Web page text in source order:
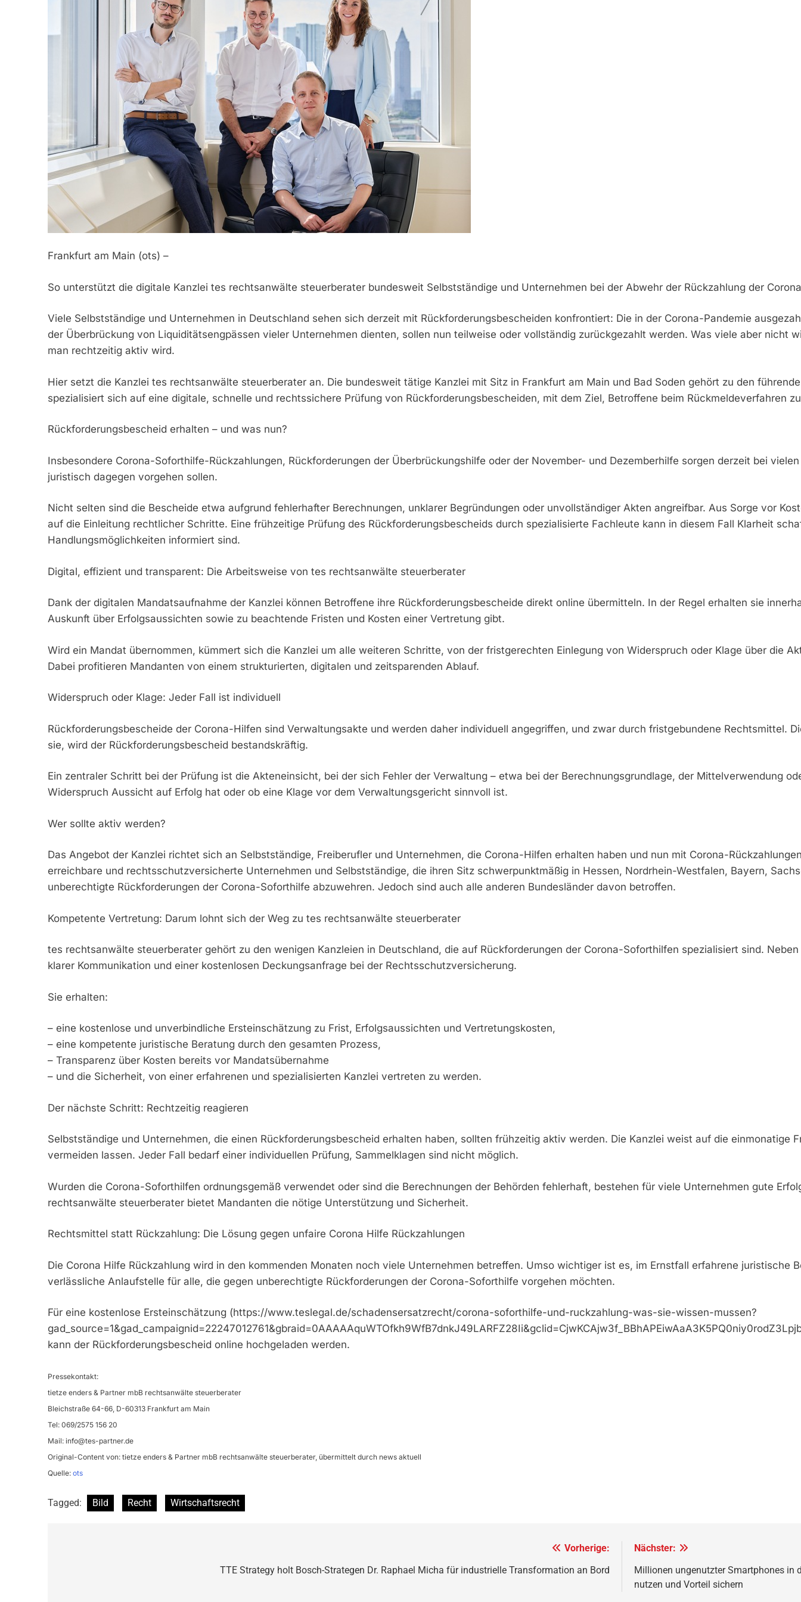
Frankfurt am Main (ots) –
So unterstützt die digitale Kanzlei tes rechtsanwälte steuerberater bundesweit Selbstständige und Unternehmen bei der Abwehr der Rückzahlung der
Viele Selbstständige und Unternehmen in Deutschland sehen sich derzeit mit Rückforderungsbescheiden konfrontiert: Die in der Corona-Pandemie
der Überbrückung von Liquiditätsengpässen vieler Unternehmen dienten, sollen nun teilweise oder vollständig zurückgezahlt werden. Was viele aber nicht
man rechtzeitig aktiv wird.
Hier setzt die Kanzlei tes rechtsanwälte steuerberater an. Die bundesweit tätige Kanzlei mit Sitz in Frankfurt am Main und Bad Soden gehört zu den
spezialisiert sich auf eine digitale, schnelle und rechtssichere Prüfung von Rückforderungsbescheiden, mit dem Ziel, Betroffene beim Rückmeldeverfahren
Rückforderungsbescheid erhalten – und was nun?
Insbesondere Corona-Soforthilfe-Rückzahlungen, Rückforderungen der Überbrückungshilfe oder der November- und Dezemberhilfe sorgen derzeit bei
juristisch dagegen vorgehen sollen.
Nicht selten sind die Bescheide etwa aufgrund fehlerhafter Berechnungen, unklarer Begründungen oder unvollständiger Akten angreifbar. Aus Sorge vor
auf die Einleitung rechtlicher Schritte. Eine frühzeitige Prüfung des Rückforderungsbescheids durch spezialisierte Fachleute kann in diesem Fall Klarheit
Handlungsmöglichkeiten informiert sind.
Digital, effizient und transparent: Die Arbeitsweise von tes rechtsanwälte steuerberater
Dank der digitalen Mandatsaufnahme der Kanzlei können Betroffene ihre Rückforderungsbescheide direkt online übermitteln. In der Regel erhalten sie
Auskunft über Erfolgsaussichten sowie zu beachtende Fristen und Kosten einer Vertretung gibt.
Wird ein Mandat übernommen, kümmert sich die Kanzlei um alle weiteren Schritte, von der fristgerechten Einlegung von Widerspruch oder Klage über die
Dabei profitieren Mandanten von einem strukturierten, digitalen und zeitsparenden Ablauf.
Widerspruch oder Klage: Jeder Fall ist individuell
Rückforderungsbescheide der Corona-Hilfen sind Verwaltungsakte und werden daher individuell angegriffen, und zwar durch fristgebundene Rechtsmittel.
sie, wird der Rückforderungsbescheid bestandskräftig.
Ein zentraler Schritt bei der Prüfung ist die Akteneinsicht, bei der sich Fehler der Verwaltung – etwa bei der Berechnungsgrundlage, der Mittelverwendung
Widerspruch Aussicht auf Erfolg hat oder ob eine Klage vor dem Verwaltungsgericht sinnvoll ist.
Wer sollte aktiv werden?
Das Angebot der Kanzlei richtet sich an Selbstständige, Freiberufler und Unternehmen, die Corona-Hilfen erhalten haben und nun mit Corona-
erreichbare und rechtsschutzversicherte Unternehmen und Selbstständige, die ihren Sitz schwerpunktmäßig in Hessen, Nordrhein-Westfalen, Bayern,
unberechtigte Rückforderungen der Corona-Soforthilfe abzuwehren. Jedoch sind auch alle anderen Bundesländer davon betroffen.
Kompetente Vertretung: Darum lohnt sich der Weg zu tes rechtsanwälte steuerberater
tes rechtsanwälte steuerberater gehört zu den wenigen Kanzleien in Deutschland, die auf Rückforderungen der Corona-Soforthilfen spezialisiert sind.
klarer Kommunikation und einer kostenlosen Deckungsanfrage bei der Rechtsschutzversicherung.
Sie erhalten:
– eine kostenlose und unverbindliche Ersteinschätzung zu Frist, Erfolgsaussichten und Vertretungskosten,
– eine kompetente juristische Beratung durch den gesamten Prozess,
– Transparenz über Kosten bereits vor Mandatsübernahme
– und die Sicherheit, von einer erfahrenen und spezialisierten Kanzlei vertreten zu werden.
Der nächste Schritt: Rechtzeitig reagieren
Selbstständige und Unternehmen, die einen Rückforderungsbescheid erhalten haben, sollten frühzeitig aktiv werden. Die Kanzlei weist auf die
vermeiden lassen. Jeder Fall bedarf einer individuellen Prüfung, Sammelklagen sind nicht möglich.
Wurden die Corona-Soforthilfen ordnungsgemäß verwendet oder sind die Berechnungen der Behörden fehlerhaft, bestehen für viele Unternehmen gute
rechtsanwälte steuerberater bietet Mandanten die nötige Unterstützung und Sicherheit.
Rechtsmittel statt Rückzahlung: Die Lösung gegen unfaire Corona Hilfe Rückzahlungen
Die Corona Hilfe Rückzahlung wird in den kommenden Monaten noch viele Unternehmen betreffen. Umso wichtiger ist es, im Ernstfall erfahrene
verlässliche Anlaufstelle für alle, die gegen unberechtigte Rückforderungen der Corona-Soforthilfe vorgehen möchten.
Für eine kostenlose Ersteinschätzung (https://www.teslegal.de/schadensersatzrecht/corona-soforthilfe-und-ruckzahlung-was-sie-wissen-mussen?
kann der Rückforderungsbescheid online hochgeladen werden.
Pressekontakt:
tietze enders & Partner mbB rechtsanwälte steuerberater
Bleichstraße 64-66, D-60313 Frankfurt am Main
Tel: 069/2575 156 20
Mail: info@tes-partner.de
Original-Content von: tietze enders & Partner mbB rechtsanwälte steuerberater, übermittelt durch news aktuell
Quelle: ots
Tagged: Bild Recht Wirtschaftsrecht
Vorherige:
TTE Strategy holt Bosch-Strategen Dr. Raphael Micha für industrielle Transformation an Bord
Nächster:
Millionen ungenutzter Smartphones in
nutzen und Vorteil sichern